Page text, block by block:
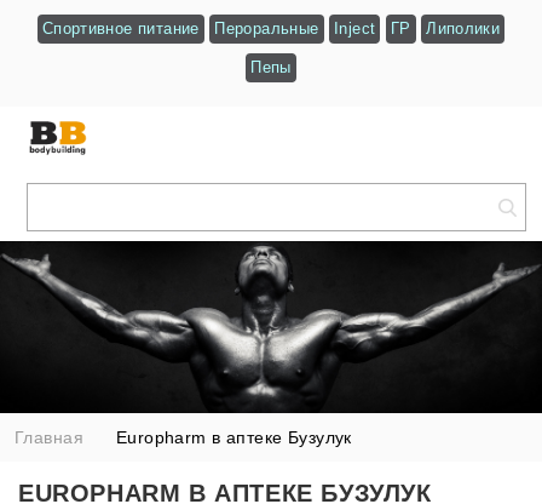
Спортивное питание Пероральные Inject ГР Липолики
Пепы
Главная Europharm в аптеке Бузулук
EUROPHARM В АПТЕКЕ БУЗУЛУК